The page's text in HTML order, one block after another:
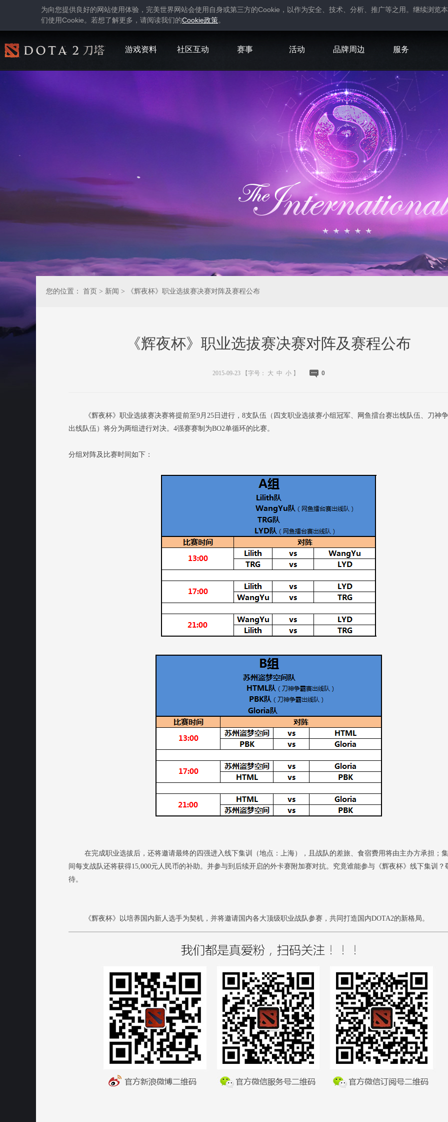
为向您提供良好的网站使用体验，完美世界网站会使用自身或第三方的Cookie ，以作为安全、技术、分析、推广等之用。继续浏览
们使用Cookie。若想了解更多，请阅读我们的Cookie政策。
游戏资料 社区互动 赛事 活动 品牌周边 服务
您的位置： 首页 > 新闻 > 《辉夜杯》职业选拔赛决赛对阵及赛程公布
《辉夜杯》职业选拔赛决赛对阵及赛程公布
2015-09-23 【字号： 大 中 小】 0
《辉夜杯》职业选拔赛决赛将提前至9月25日进行，8支队伍（四支职业选拔赛小组冠军、网鱼擂台赛出线队伍、刀神
出线队伍）将分为两组进行对决。4强赛赛制为BO2单循环的比赛。
分组对阵及比赛时间如下：
在完成职业选拔后，还将邀请最终的四强进入线下集训（地点：上海），且战队的差旅、食宿费用将由主办方承担；
间每支战队还将获得15,000元人民币的补助。并参与到后续开启的外卡赛附加赛对抗。究竟谁能参与《辉夜杯》线下集训？
待。
《辉夜杯》以培养国内新人选手为契机，并将邀请国内各大顶级职业战队参赛，共同打造国内DOTA2的新格局。